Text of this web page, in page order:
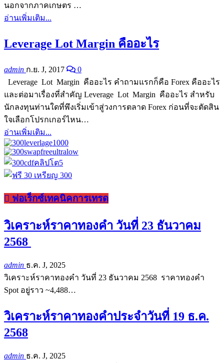
นอกจากภาคเกษตร …
อ่านเพิ่มเติม...
Leverage Lot Margin คืออะไร
admin ก.ย. J, 2017
0
Leverage Lot Margin คืออะไร คำถามแรกก็คือ Forex คืออะไร
และต่อมาเรื่องที่สำคัญ Leverage Lot Margin คืออะไร สำหรับ
นักลงทุนท่านใดที่พึงเริ่มเข้าสู่วงการตลาด Forex ก่อนที่จะตัดสิน
ใจเลือกโปรกเกอร์ไหน…
อ่านเพิ่มเติม...
ฟอเร็กซ์เทคนิคการเทรด
วิเคราะห์ราคาทองคำ วันที่ 23 ธันวาคม
2568
admin ธ.ค. J, 2025
วิเคราะห์ราคาทองคำ วันที่ 23 ธันวาคม 2568 ราคาทองคำ
Spot อยู่ราว ~4,488…
วิเคราะห์ราคาทองคำประจำวันที่ 19 ธ.ค.
2568
admin ธ.ค. J, 2025